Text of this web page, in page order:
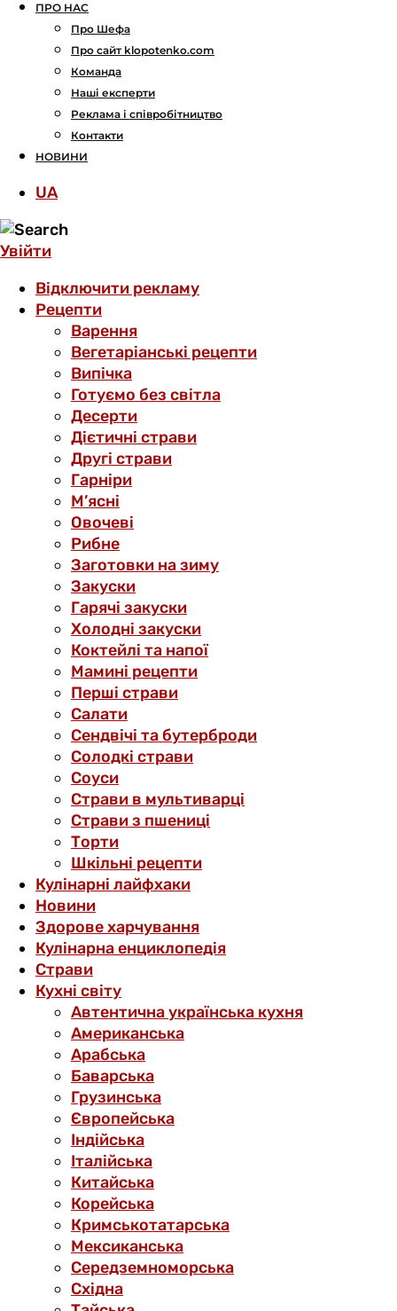
ПРО НАС
Про Шефа
Про сайт klopotenko.com
Команда
Наші експерти
Реклама і співробітництво
Контакти
НОВИНИ
UA
Увійти
Відключити рекламу
Рецепти
Варення
Вегетаріанські рецепти
Випічка
Готуємо без світла
Десерти
Дієтичні страви
Другі страви
Гарніри
М’ясні
Овочеві
Рибне
Заготовки на зиму
Закуски
Гарячі закуски
Холодні закуски
Коктейлі та напої
Мамині рецепти
Перші страви
Салати
Сендвічі та бутерброди
Солодкі страви
Соуси
Страви в мультиварці
Страви з пшениці
Торти
Шкільні рецепти
Кулінарні лайфхаки
Новини
Здорове харчування
Кулінарна енциклопедія
Страви
Кухні світу
Автентична українська кухня
Американська
Арабська
Баварська
Грузинська
Європейська
Індійська
Італійська
Китайська
Корейська
Кримськотатарська
Мексиканська
Середземноморська
Східна